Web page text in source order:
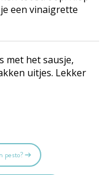
een vinaigrette
met het sausje,
uitjes. Lekker
pesto?